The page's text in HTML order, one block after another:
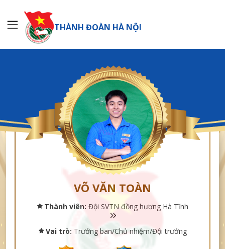
THÀNH ĐOÀN HÀ NỘI
VÕ VĂN TOÀN
Thành viên: Đội SVTN đồng hương Hà Tĩnh
Vai trò: Trưởng ban/Chủ nhiệm/Đội trưởng